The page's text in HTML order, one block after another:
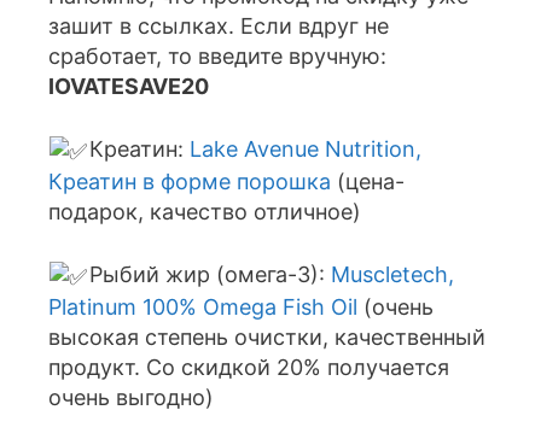
зашит в ссылках. Если вдруг не
сработает, то введите вручную:
IOVATESAVE20
Креатин: Lake Avenue Nutrition,
Креатин в форме порошка (цена-
подарок, качество отличное)
Рыбий жир (омега-3): Muscletech,
Platinum 100% Omega Fish Oil (очень
высокая степень очистки, качественный
продукт. Со скидкой 20% получается
очень выгодно)